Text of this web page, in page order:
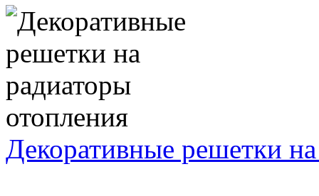
Декоративные решетки